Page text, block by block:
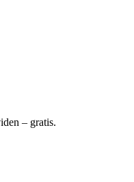
– gratis.